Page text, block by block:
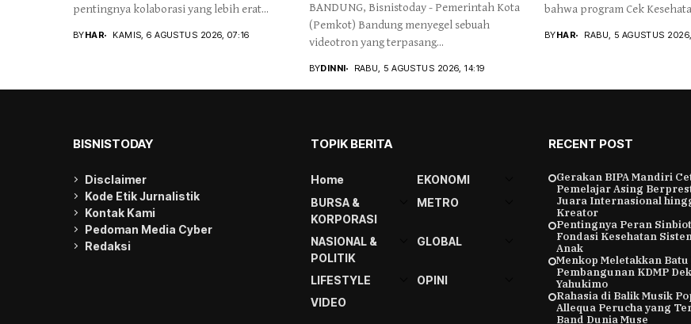
pentingnya kolaborasi yang lebih erat...
BYHAR KAMIS, 6 AGUSTUS 2026, 07:16
BANDUNG, Bisnistoday - Pemerintah Kota
(Pemkot) Bandung menyegel sebuah
videotron yang terpasang...
BYDINNI RABU, 5 AGUSTUS 2026, 14:19
bahwa program Cek
BYHAR RABU, 5 AGUSTUS
BISNISTODAY
Disclaimer
Kode Etik Jurnalistik
Kontak Kami
Pedoman Media Cyber
Redaksi
TOPIK BERITA
Home
EKONOMI
BURSA &
KORPORASI
METRO
NASIONAL &
POLITIK
GLOBAL
LIFESTYLE
OPINI
VIDEO
RECENT POST
Gerakan BIPA Mandiri
Pemelajar Asing
Juara Internasional
Kreator
Pentingnya Peran
Fondasi Kesehatan
Anak
Menkop Meletakkan
Pembangunan KDMP
Yahukimo
Rahasia di Balik Musik
Allequa Perucha yang
Band Dunia Muse